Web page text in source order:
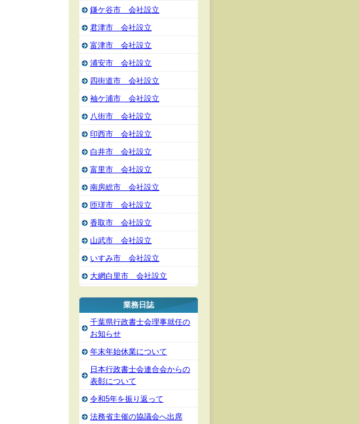
鎌ケ谷市 会社設立
君津市 会社設立
富津市 会社設立
浦安市 会社設立
四街道市 会社設立
袖ケ浦市 会社設立
八街市 会社設立
印西市 会社設立
白井市 会社設立
富里市 会社設立
南房総市 会社設立
匝瑳市 会社設立
香取市 会社設立
山武市 会社設立
いすみ市 会社設立
大網白里市 会社設立
業務日誌
千葉県行政書士会理事就任の
お知らせ
年末年始休業について
日本行政書士会連合会からの
表彰について
令和5年を振り返って
法務省主催の協議会へ出席